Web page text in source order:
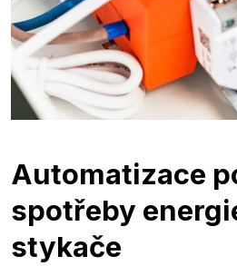
Automatizace
spotřeby
stykače